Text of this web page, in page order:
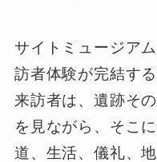
サイトミュージア
訪者体験が完結す
来訪者は、遺跡そ
を見ながら、そこ
道、生活、儀礼、